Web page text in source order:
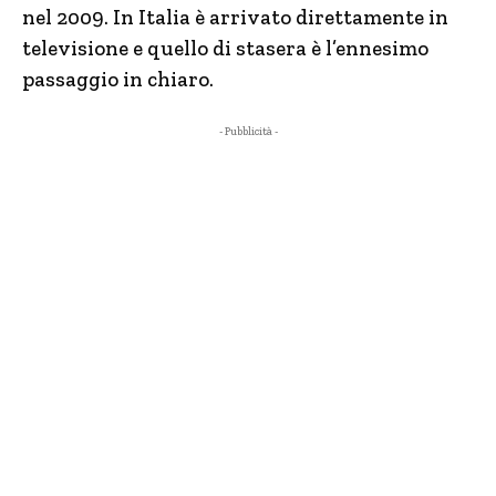
nel 2009. In Italia è arrivato direttamente in
televisione e quello di stasera è l’ennesimo
passaggio in chiaro.
- Pubblicità -